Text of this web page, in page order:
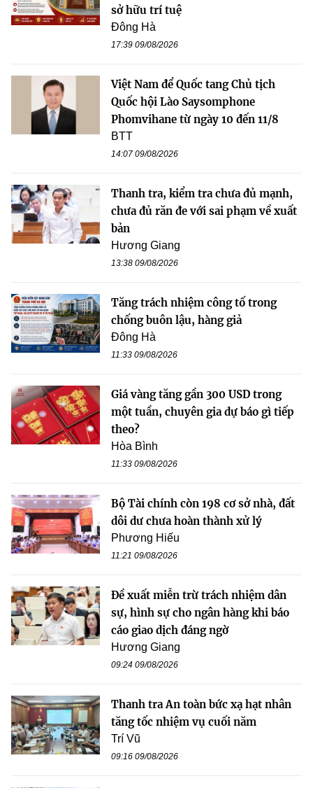
sở hữu trí tuệ
Đông Hà
17:39 09/08/2026
Việt Nam để Quốc tang Chủ tịch
Quốc hội Lào Saysomphone
Phomvihane từ ngày 10 đến 11/8
BTT
14:07 09/08/2026
Thanh tra, kiểm tra chưa đủ mạnh,
chưa đủ răn đe với sai phạm về xuất
bản
Hương Giang
13:38 09/08/2026
Tăng trách nhiệm công tố trong
chống buôn lậu, hàng giả
Đông Hà
11:33 09/08/2026
Giá vàng tăng gần 300 USD trong
một tuần, chuyên gia dự báo gì tiếp
theo?
Hòa Bình
11:33 09/08/2026
Bộ Tài chính còn 198 cơ sở nhà, đất
dôi dư chưa hoàn thành xử lý
Phương Hiếu
11:21 09/08/2026
Đề xuất miễn trừ trách nhiệm dân
sự, hình sự cho ngân hàng khi báo
cáo giao dịch đáng ngờ
Hương Giang
09:24 09/08/2026
Thanh tra An toàn bức xạ hạt nhân
tăng tốc nhiệm vụ cuối năm
Trí Vũ
09:16 09/08/2026